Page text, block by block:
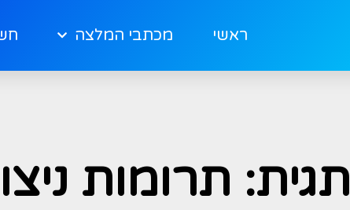
ראשי מכתבי המלצה
תגית: תרומות